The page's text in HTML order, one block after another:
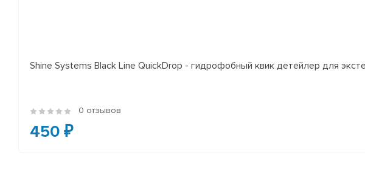
Shine Systems Black Line QuickDrop - гидрофобный квик детейлер для
0 отзывов
450 ₽